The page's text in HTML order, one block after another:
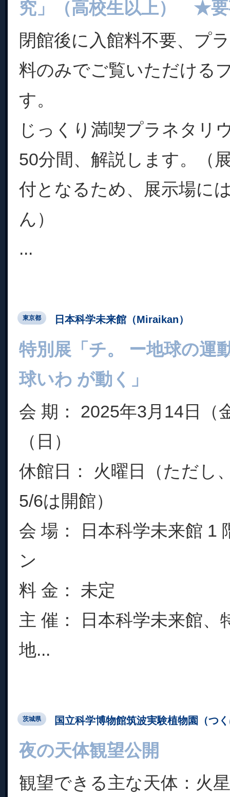
究」（高校生以上） ★要
閉館後に入館料不要、プ
料のみでご覧いただける
す。
じっくり満喫プラネタリ
50分間、解説します。（
付となるため、展示場に
ん）
...
東京都 日本科学未来館（Miraikan）
特別展「チ。 ー地球の運
球いわ が動く」
会 期： 2025年3月14日（
（日）
休館日： 火曜日（ただし
5/6は開館）
会 場： 日本科学未来館 1
ン
料 金： 未定
主 催： 日本科学未来館、
地...
茨城県 国立科学博物館筑波実験植物園（つ
夜の天体観望公開
観望できる主な天体：火